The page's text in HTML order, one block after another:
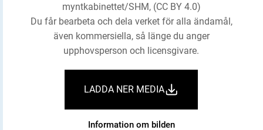
myntkabinettet/SHM, (CC BY 4.0)
Du får bearbeta och dela verket för alla ändamål,
även kommersiella, så länge du anger
upphovsperson och licensgivare.
LADDA NER MEDIA
Information om bilden